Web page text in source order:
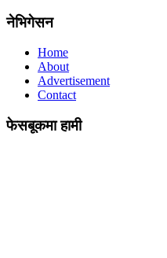
नेभिगेसन
Home
About
Advertisement
Contact
फेसबूकमा हामी